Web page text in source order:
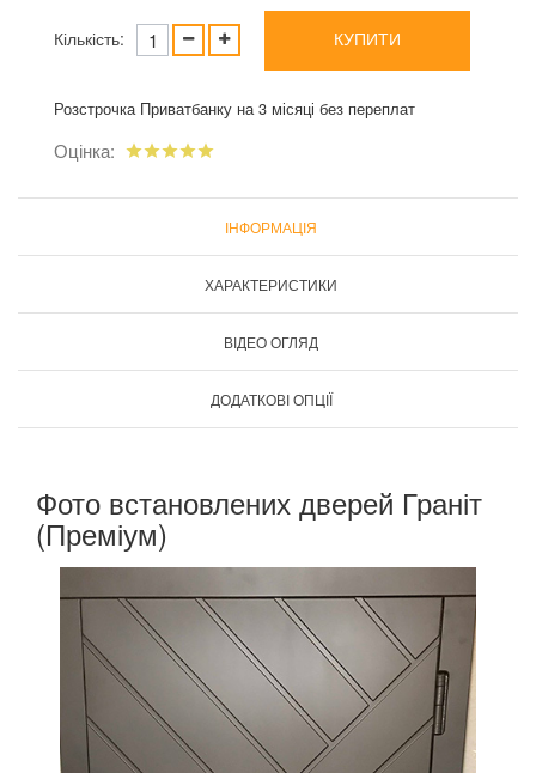
Кількість: КУПИТИ
Розстрочка Приватбанку на 3 місяці без переплат
Оцінка:
ІНФОРМАЦІЯ
ХАРАКТЕРИСТИКИ
ВІДЕО ОГЛЯД
ДОДАТКОВІ ОПЦІЇ
Фото встановлених дверей Граніт
(Преміум)